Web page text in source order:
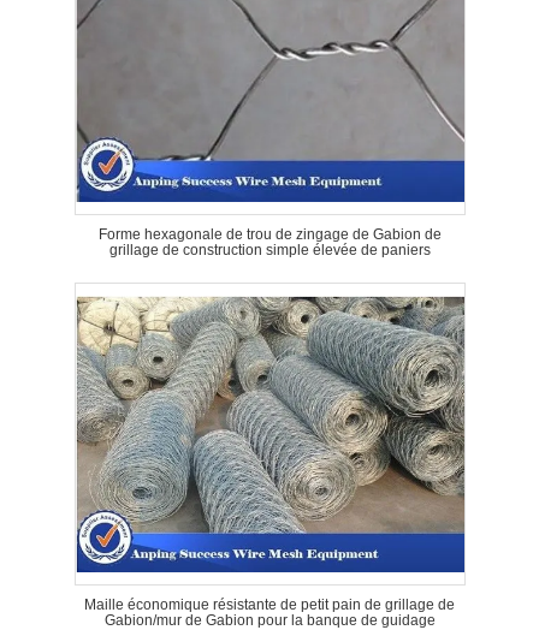
Forme hexagonale de trou de zingage de Gabion de
grillage de construction simple élevée de paniers
Maille économique résistante de petit pain de grillage de
Gabion/mur de Gabion pour la banque de guidage